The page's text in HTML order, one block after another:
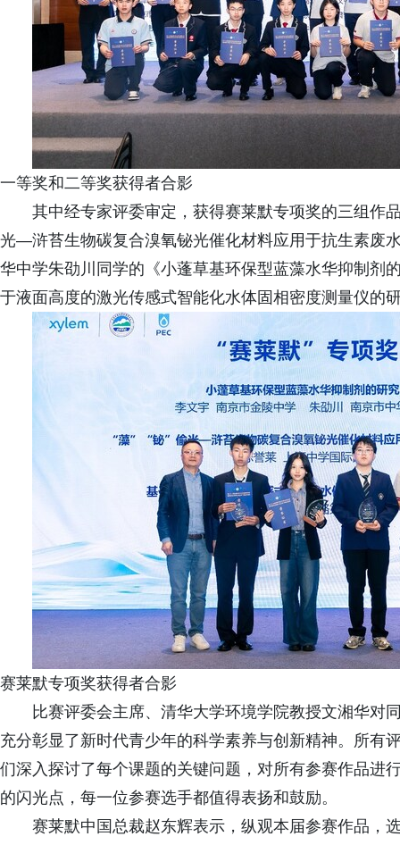
一等奖和二等奖获得者合影
其中经专家评委审定，获得赛莱默专项奖的三组作
光—浒苔生物碳复合溴氧铋光催化材料应用于抗生素废
华中学朱劭川同学的《小蓬草基环保型蓝藻水华抑制剂
于液面高度的激光传感式智能化水体固相密度测量仪的
赛莱默专项奖获得者合影
比赛评委会主席、清华大学环境学院教授文湘华对
充分彰显了新时代青少年的科学素养与创新精神。所有
们深入探讨了每个课题的关键问题，对所有参赛作品进
的闪光点，每一位参赛选手都值得表扬和鼓励。
赛莱默中国总裁赵东辉表示，纵观本届参赛作品，